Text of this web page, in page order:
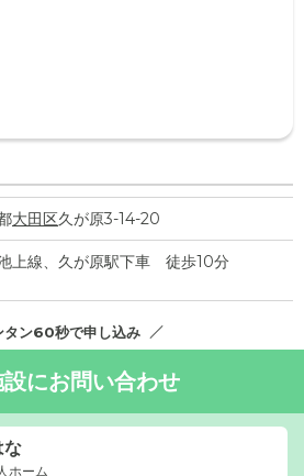
大田区久が原3-14-20
上線、久が原駅下車 徒歩10分
タン60秒で申し込み
設にお問い合わせ
な
ホーム